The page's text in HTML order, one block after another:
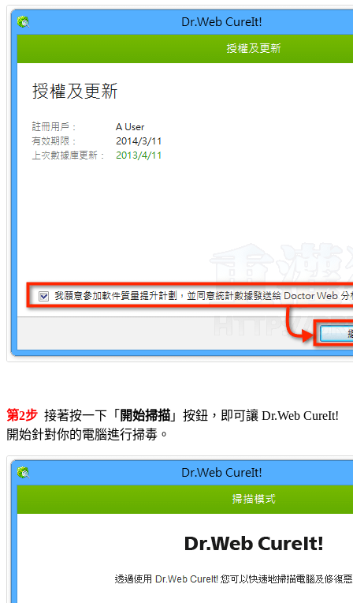
第2步 接著按一下「 開始掃描 」按鈕，即可讓 Dr.Web CureIt!
開始針對你的電腦進行掃毒。